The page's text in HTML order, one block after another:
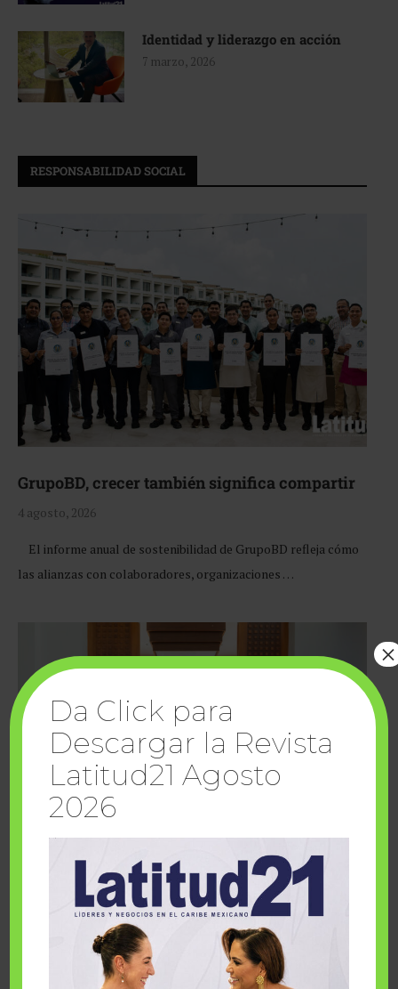
Identidad y liderazgo en acción
7 marzo, 2026
RESPONSABILIDAD SOCIAL
GrupoBD, crecer también significa compartir
4 agosto, 2026
El informe anual de sostenibilidad de GrupoBD refleja cómo
las alianzas con colaboradores, organizaciones …
Cuando la solidaridad inspira; cumplen
sueños Fairmont Mayakoba y Make-A-Wish
Da Click para
Descargar la Revista
Latitud21 Agosto
2026
×